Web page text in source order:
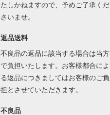
たしかねますので、予めご了承くだ
さいませ。
返品送料
不良品の返品に該当する場合は当方
で負担いたします。お客様都合によ
る返品につきましてはお客様のご負
担とさせていただきます。
不良品